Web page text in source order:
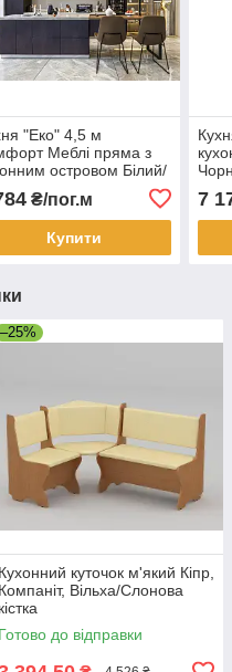
"Еко" 4,5 м
Меблі пряма з
островом Білий/
₴/пог.м
Купити
7
–25%
Кухонний куточок м'який Кіпр,
Компаніт, Вільха/Слонова
кістка
Готово до відправки